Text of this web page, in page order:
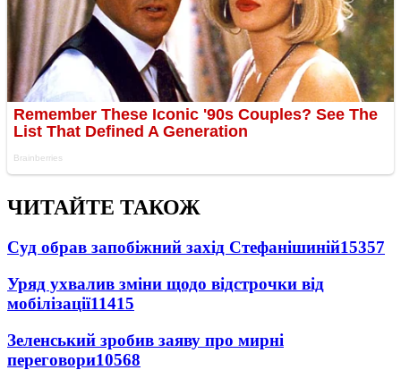
ЧИТАЙТЕ ТАКОЖ
Суд обрав запобіжний захід Стефанішиній15357
Уряд ухвалив зміни щодо відстрочки від
мобілізації11415
Зеленський зробив заяву про мирні
переговори10568